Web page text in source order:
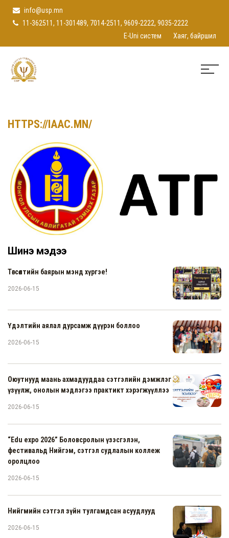
info@usp.mn
11-362511, 11-301489, 7014-2511, 9609-2222, 9035-2222
E-Uni систем
Хаяг, байршил
HTTPS://IAAC.MN/
Шинэ мэдээ
Төгсөлтийн баярын мэнд хүргэе!
2026-06-15
Үдэлтийн аялал дурсамж дүүрэн боллоо
2026-06-15
Оюутнууд маань ахмадууддаа сэтгэлийн дэмжлэг
үзүүлж, онолын мэдлэгээ практикт хэрэгжүүллээ
2026-06-15
“Edu expo 2026” Боловсролын үзэсгэлэн,
фестивальд Нийгэм, сэтгэл судлалын коллеж
оролцлоо
2026-06-15
Нийгмийн сэтгэл зүйн тулгамдсан асуудлууд
2026-06-15